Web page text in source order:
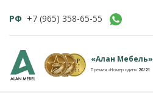
РФ +7 (965) 358-65-55
«Алан Мебель»
Премия «Номер один» 20/21